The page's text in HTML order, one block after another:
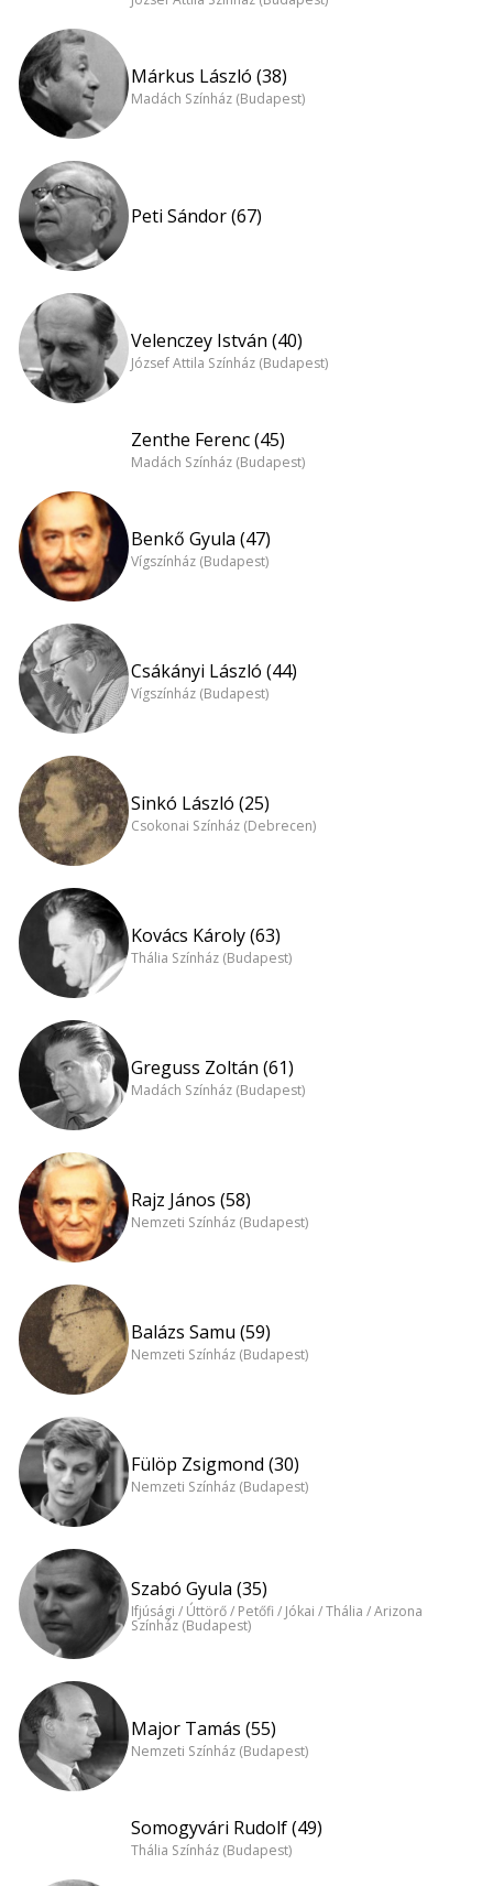
Márkus László (38)
Madách Színház (Budapest)
Peti Sándor (67)
Velenczey István (40)
József Attila Színház (Budapest)
Zenthe Ferenc (45)
Madách Színház (Budapest)
Benkő Gyula (47)
Vígszínház (Budapest)
Csákányi László (44)
Vígszínház (Budapest)
Sinkó László (25)
Csokonai Színház (Debrecen)
Kovács Károly (63)
Thália Színház (Budapest)
Greguss Zoltán (61)
Madách Színház (Budapest)
Rajz János (58)
Nemzeti Színház (Budapest)
Balázs Samu (59)
Nemzeti Színház (Budapest)
Fülöp Zsigmond (30)
Nemzeti Színház (Budapest)
Szabó Gyula (35)
Ifjúsági / Úttörő / Petőfi / Jókai / Thália / Arizona
Színház (Budapest)
Major Tamás (55)
Nemzeti Színház (Budapest)
Somogyvári Rudolf (49)
Thália Színház (Budapest)